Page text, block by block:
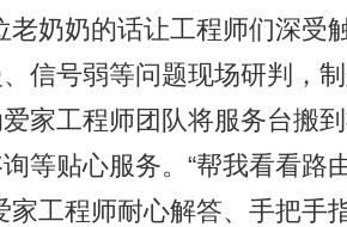
老奶奶的话让工程师们深受
信号弱等问题现场研判，
家工程师团队将服务台搬
等贴心服务。“帮我看看路
家工程师耐心解答、手把手